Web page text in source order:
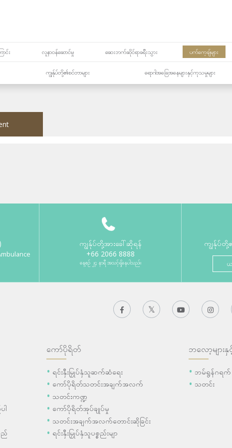
င်း လူနာဝန်ဆောင်မှု ဆေးဘက်ဆိုင်ရာခရီးသွား ပက်ကေ့ချ်များ
ကျွန်ုပ်တို့၏စင်တာများ ရောဂါအခြေအနေများနှင့်ကုသမှုများ
ကျွန်ုပ်တို့အားခေါ်ဆိုရန်
+66 2066 8888
နေ့စဉ် ၂၄ နာရီ အသင့်ရှိနေပါသည်။
ကျွန်ုပ်တို့
ယ
ါ
ည်
ကော်ပိုရိတ်
ရင်းနှီးမြှုပ်နှံသူဆက်ဆံရေး
ကော်ပိုရိတ်သတင်းအချက်အလက်
သတင်းကဏ္ဍ
ကော်ပိုရိတ်အုပ်ချုပ်မှု
သတင်းအချက်အလက်တောင်းဆိုခြင်း
ရင်းနှီးမြှုပ်နှံသူပစ္စည်းမျာ
ဘလော့များနှင့်
ဘမ်ရွန်ဂရက် က
သတင်း